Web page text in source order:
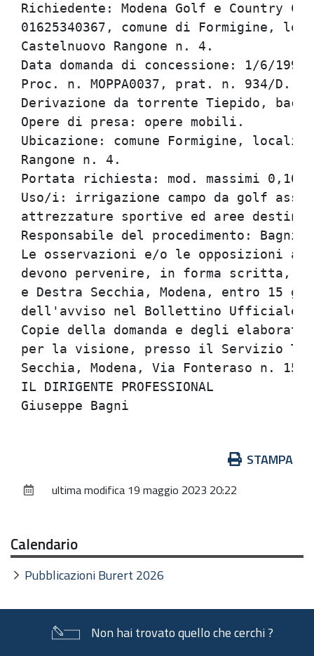
Richiedente: Modena Golf e
01625340367, comune di
Castelnuovo
Data domanda di
Proc. n.
Derivazione da
Opere di
Ubicazione: comune Formigine,
Portata richiesta: mod.
Uso/i: irrigazione campo
attrezzature sportive ed
Responsabile del
Le osservazioni e/o le
devono pervenire, in forma
e Destra Secchia, Modena,
dell'avviso nel Bollettino
Copie della domanda e degli
per la visione, presso il
Secchia, Modena, Via
IL DIRIGENTE
documento
STAMPA
ultima modifica 19 maggio 2023 20:22
Calendario
Pubblicazioni Burert 2026
Non hai trovato quello che cerchi ?